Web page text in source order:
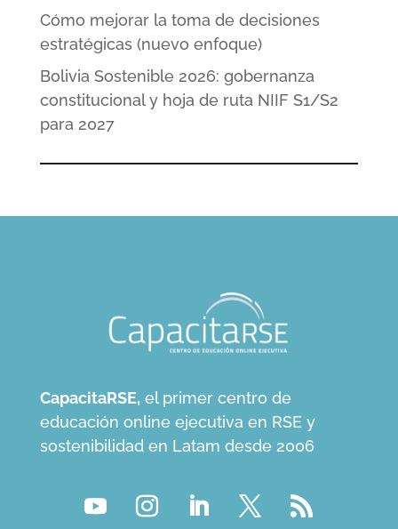
Cómo mejorar la toma de decisiones
estratégicas (nuevo enfoque)
Bolivia Sostenible 2026: gobernanza
constitucional y hoja de ruta NIIF S1/S2
para 2027
CapacitaRSE, el primer centro de
educación online ejecutiva en RSE y
sostenibilidad en Latam desde 2006